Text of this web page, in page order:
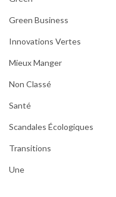
Green Business
Innovations Vertes
Mieux Manger
Non Classé
Santé
Scandales Écologiques
Transitions
Une